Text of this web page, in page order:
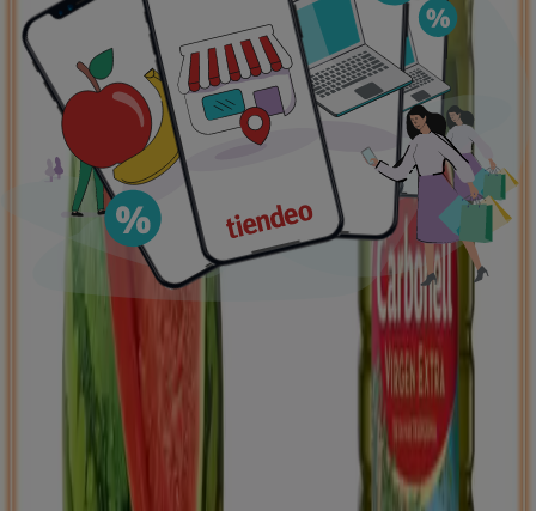
Ofertas destacadas
supermercadosjardín y bricolaje Freidora de airepatinete
eléctrico
viajesaceite de olivacomida
asiática
aguacates bomba de agua
Tiendeo en tu ciudad
Madrid Barcelona Valencia Sevilla
Zaragoza
Palma de Mallorca Alicante
Murcia
Las Palmas de Gran Canaria
Valladolid
Coruña
Vigo
Granada
Ver más ciudades
Descargar la APP